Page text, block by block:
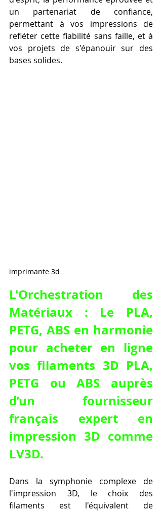
un partenariat de confiance,
permettant à vos impressions de
refléter cette fiabilité sans faille, et à
vos projets de s'épanouir sur des
bases solides.
imprimante 3d
L'Orchestration des
Matériaux : Le PLA,
PETG, ABS en harmonie
pour acheter en ligne
vos filaments 3D PLA,
PETG ou ABS auprès
d’un fournisseur
français expert en
impression 3D comme
LV3D.
Dans la symphonie complexe de
l'impression 3D, le choix des
filaments est l'équivalent de